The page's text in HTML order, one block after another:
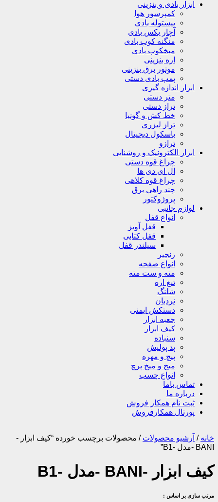
ابزار بادی و بنزینی
کمپرسور هوا
پیستوله بادی
آچار بکس بادی
منگنه کوب بادی
میخکوب بادی
اره بنزینی
موتور برق بنزینی
پمپ بادی دستی
ابزار اندازه گیری
متر دستی
تراز دستی
خط کش و گونیا
تراز لیزری
باسکول دیجیتال
ترازو
ابزار الکترونیک و روشنایی
چراغ قوه دستی
ال ای دی ها
چراغ قوه کلاهی
چند راهی برق
پروژوکتور
لوازم جانبی
انواع قفل
قفل آویز
قفل کتابی
سیلندر قفل
زنجیر
انواع صفحه
مته و ست مته
تیغ اره
شلنگ
نردبان
دستکش ایمنی
جعبه ابزار
کیف ابزار
سنباده
پد پولیش
پیچ و مهره
میخ و میخ پرچ
انواع چسب
تماس باما
درباره ما
ثبت نام همکار فروش
پورتال همکارفروش
خانه / آرشیو محصولات / محصولات برچسب خورده “کیف ابزار -
BANI -مدل -B1”
کیف ابزار -BANI -مدل -B1
مرتب سازی بر اساس :